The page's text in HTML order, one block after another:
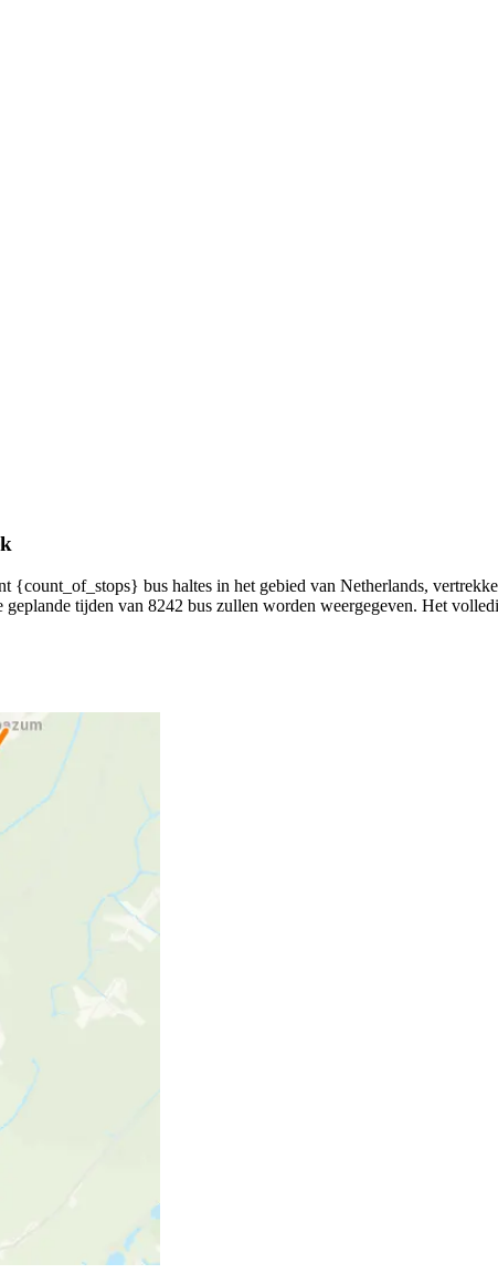
{count_of_stops} bus haltes in het gebied van Netherlands,
tijden van 8242 bus zullen worden weergegeven. Het